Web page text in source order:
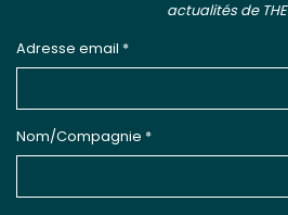
actualités de
Adresse email *
Nom/Compagnie *